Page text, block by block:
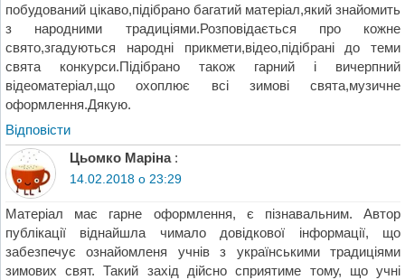
побудований цікаво,підібрано багатий матеріал,який знайомить
з народними традиціями.Розповідається про кожне
свято,згадуються народні прикмети,відео,підібрані до теми
свята конкурси.Підібрано також гарний і вичерпний
відеоматеріал,що охоплює всі зимові свята,музичне
оформлення.Дякую.
Відповіcти
Цьомко Маріна :
14.02.2018 о 23:29
Матеріал має гарне оформлення, є пізнавальним. Автор
публікації віднайшла чимало довідкової інформації, що
забезпечує ознайомленя учнів з українськими традиціями
зимових свят. Такий захід дійсно сприятиме тому, що учні